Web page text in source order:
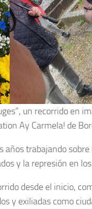
un recorrido
Ay Carmela! de
trabajando
y la represión en
desde el inicio,
y exiliadas como